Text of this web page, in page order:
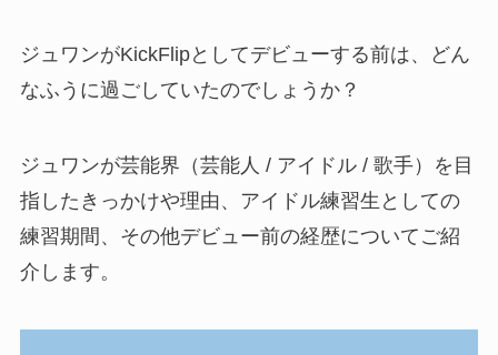
ジュワンがKickFlipとしてデビューする前は、どん
なふうに過ごしていたのでしょうか？
ジュワンが芸能界（芸能人 / アイドル / 歌手）を目
指したきっかけや理由、アイドル練習生としての
練習期間、その他デビュー前の経歴についてご紹
介します。